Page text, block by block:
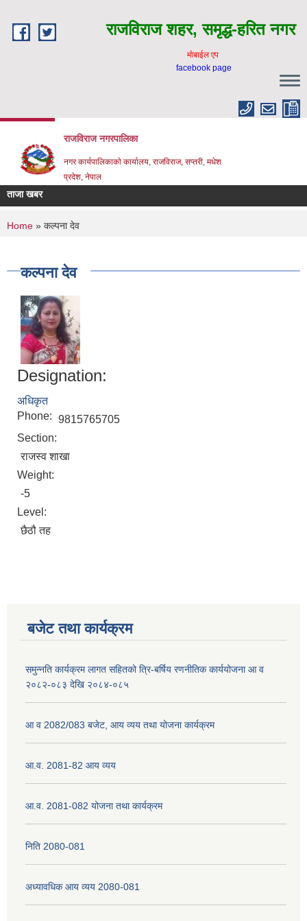
राजविराज शहर, समृद्ध-हरित नगर
माेबाईल एप
facebook page
राजविराज नगरपालिका
नगर कार्यपालिकाकाे कार्यालय, राजविराज, सप्तरी, मधेश
प्रदेश, नेपाल
ताजा खबर
You are here
Home » कल्पना देव
कल्पना देव
Designation:
अधिकृत
Phone: 9815765705
Section:
राजस्व शाखा
Weight:
-5
Level:
छैठौ तह
बजेट तथा कार्यक्रम
समुन्नति कार्यक्रम लागत सहितको त्रि-बर्षिय रणनीतिक कार्ययोजना आ व
२०८२-०८३ देखि २०८४-०८५
आ व 2082/083 बजेट, आय व्यय तथा योजना कार्यक्रम
आ.व. 2081-82 आय व्यय
आ.व. 2081-082 योजना तथा कार्यक्रम
निति 2080-081
अध्यावधिक आय व्यय 2080-081